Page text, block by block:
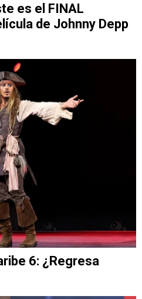
es el FINAL
de Johnny Depp
6: ¿Regresa